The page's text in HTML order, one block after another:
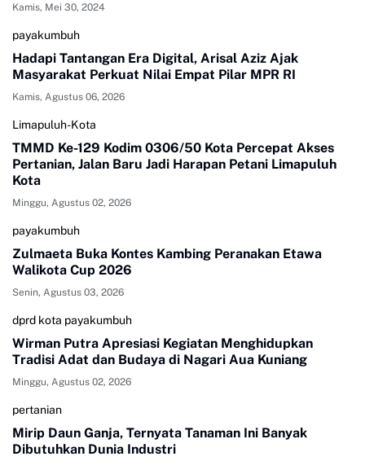
Kamis, Mei 30, 2024
payakumbuh
Hadapi Tantangan Era Digital, Arisal Aziz Ajak
Masyarakat Perkuat Nilai Empat Pilar MPR RI
Kamis, Agustus 06, 2026
Limapuluh-Kota
TMMD Ke-129 Kodim 0306/50 Kota Percepat Akses
Pertanian, Jalan Baru Jadi Harapan Petani Limapuluh
Kota
Minggu, Agustus 02, 2026
payakumbuh
Zulmaeta Buka Kontes Kambing Peranakan Etawa
Walikota Cup 2026
Senin, Agustus 03, 2026
dprd kota payakumbuh
Wirman Putra Apresiasi Kegiatan Menghidupkan
Tradisi Adat dan Budaya di Nagari Aua Kuniang
Minggu, Agustus 02, 2026
pertanian
Mirip Daun Ganja, Ternyata Tanaman Ini Banyak
Dibutuhkan Dunia Industri